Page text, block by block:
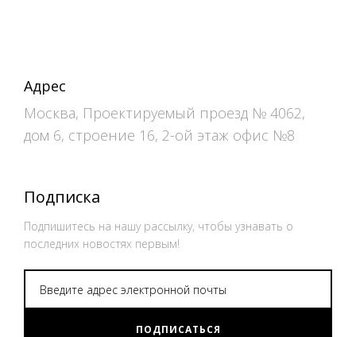
Адрес
Москва, Проектируемый проезд № 4062,
дом 6, строение 16, 2-ой этаж офис №8
Подписка
Подпишитесь на нашу рассылку, чтобы узнавать о
последних новостях первым!
ПОДПИСАТЬСЯ